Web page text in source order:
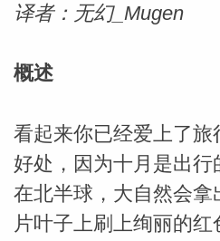
译者：无幻_Mugen
概述
看起来你已经爱上了旅
好处，因为十月是出
在北半球，大自然会
片叶子上刷上绚丽的